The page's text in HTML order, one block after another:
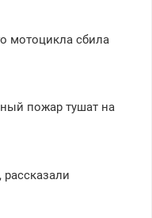
мотоцикла сбила
пожар тушат на